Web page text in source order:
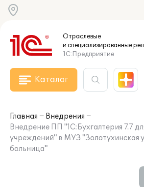
Отраслевые
и специализированные
1С:Предприятие
Каталог
Главная
Внедрения
Внедрение ПП "1С:Бухгалтерия 7.7
учреждений" в МУЗ "Золотухинская
больница"